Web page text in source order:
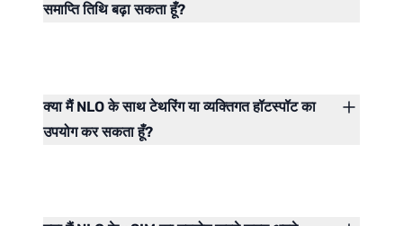
समाप्ति तिथि बढ़ा सकता हूँ?
क्या मैं NLO के साथ टेथरिंग या व्यक्तिगत हॉटस्पॉट का
उपयोग कर सकता हूँ?